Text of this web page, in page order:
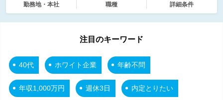
勤務地・本社 職種 詳細条件
注目のキーワード
40代 ホワイト企業 年齢不問
年収1,000万円 週休3日 内定とりたい